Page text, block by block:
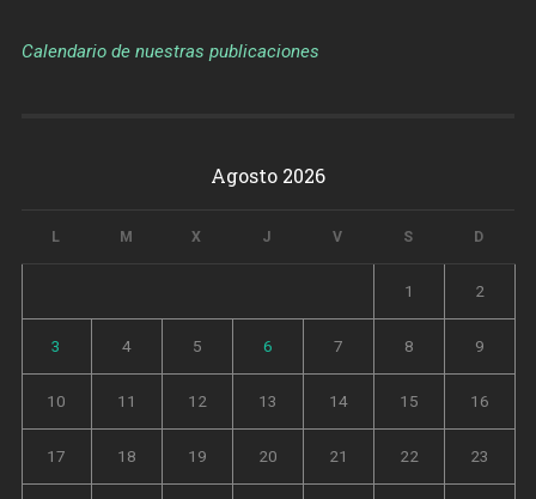
Calendario de nuestras publicaciones
Agosto 2026
L M X J V S D
1 2
3 4 5 6 7 8 9
10 11 12 13 14 15 16
17 18 19 20 21 22 23